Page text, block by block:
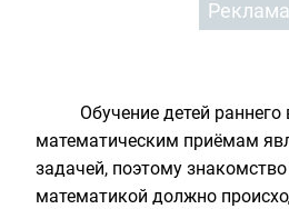
Реклама
Обучение детей
математическим приёмам
задачей, поэтому
математикой должно